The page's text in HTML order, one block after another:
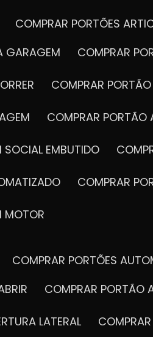
COMPRAR PORTÕES
GARAGEM
COMPRAR
COMPRAR
COMPRAR
SOCIAL EMBUTIDO
COMPRAR
MOTOR
COMPRAR PORTÕES
COMPRAR
LATERAL